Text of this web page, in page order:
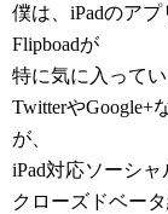
僕は、iPadのア
Flipboadが
特に気に入って
TwitterやGoogle+
が、
iPad対応ソーシ
クローズドベー